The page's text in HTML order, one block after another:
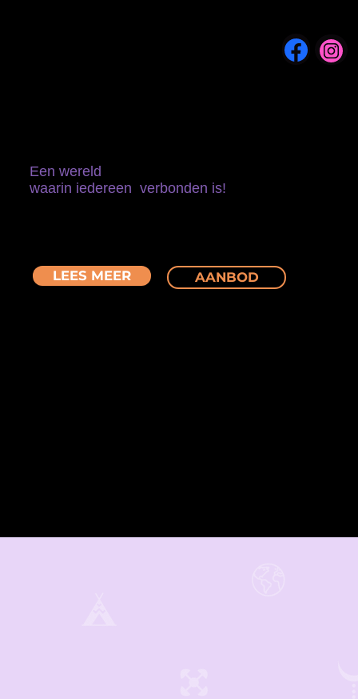
LEES MEER AANBOD
Een wereld
waarin iedereen verbonden is!